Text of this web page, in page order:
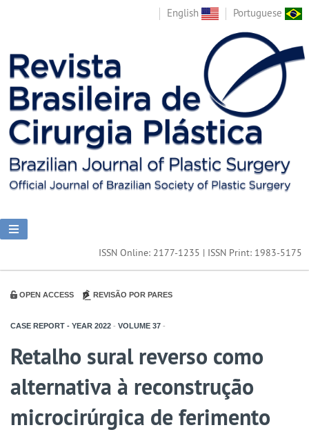
English Portuguese
ISSN Online: 2177-1235 | ISSN Print: 1983-5175
OPEN ACCESS REVISÃO POR PARES
CASE REPORT - YEAR 2022 - VOLUME 37 -
Retalho sural reverso como
alternativa à reconstrução
microcirúrgica de ferimento